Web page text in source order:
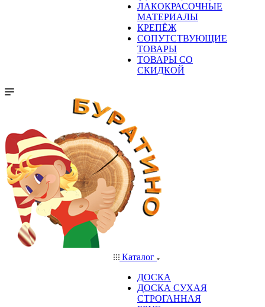
ЛАКОКРАСОЧНЫЕ
МАТЕРИАЛЫ
КРЕПЁЖ
СОПУТСТВУЮЩИЕ
ТОВАРЫ
ТОВАРЫ СО
СКИДКОЙ
Каталог
ДОСКА
ДОСКА СУХАЯ
СТРОГАННАЯ